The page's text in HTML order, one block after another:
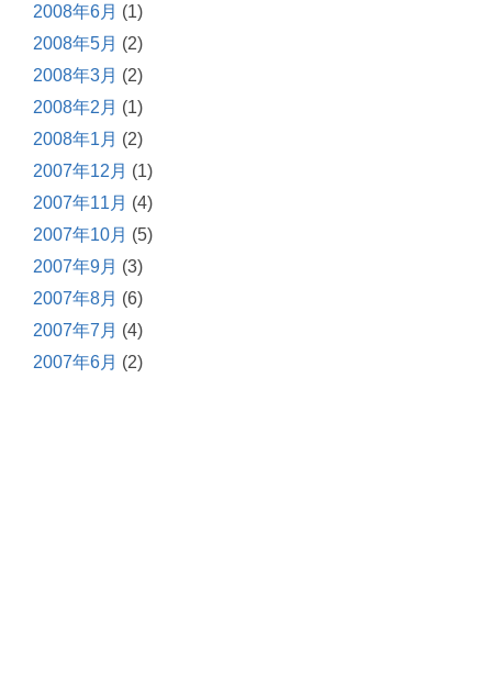
2008年6月 (1)
2008年5月 (2)
2008年3月 (2)
2008年2月 (1)
2008年1月 (2)
2007年12月 (1)
2007年11月 (4)
2007年10月 (5)
2007年9月 (3)
2007年8月 (6)
2007年7月 (4)
2007年6月 (2)